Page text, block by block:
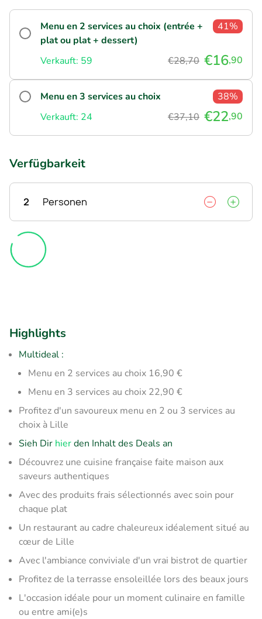
Menu en 2 services au choix (entrée +
plat ou plat + dessert)
41%
Verkauft: 59 €28,70 €16,90
Menu en 3 services au choix
38%
Verkauft: 24
€37,10 €22,90
Verfügbarkeit
2 Personen
Highlights
Multideal :
Menu en 2 services au choix 16,90 €
Menu en 3 services au choix 22,90 €
Profitez d'un savoureux menu en 2 ou 3 services au
choix à Lille
Sieh Dir hierden Inhalt des Deals an
Découvrez une cuisine française faite maison aux
saveurs authentiques
Avec des produits frais sélectionnés avec soin pour
chaque plat
Un restaurant au cadre chaleureux idéalement situé au
cœur de Lille
Avec l'ambiance conviviale d'un vrai bistrot de quartier
Profitez de la terrasse ensoleillée lors des beaux jours
L'occasion idéale pour un moment culinaire en famille
ou entre ami(e)s